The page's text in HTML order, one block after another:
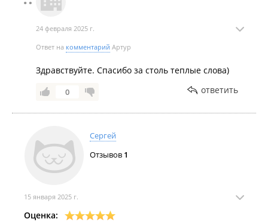
24 февраля 2025 г.
Ответ на комментарий Артур
Здравствуйте. Спасибо за столь теплые слова)
0 ответить
Сергей
Отзывов 1
15 января 2025 г.
Оценка: